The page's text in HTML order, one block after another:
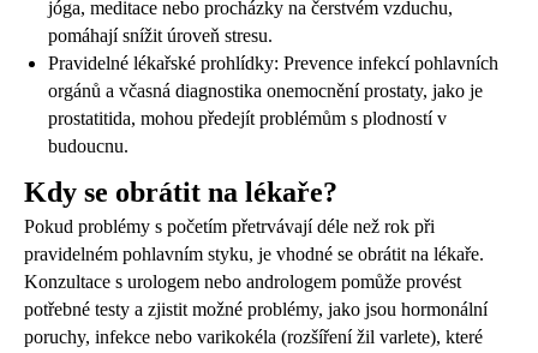
jóga, meditace nebo procházky na čerstvém vzduchu,
pomáhají snížit úroveň stresu.
Pravidelné lékařské prohlídky: Prevence infekcí pohlavních
orgánů a včasná diagnostika onemocnění prostaty, jako je
prostatitida, mohou předejít problémům s plodností v
budoucnu.
Kdy se obrátit na lékaře?
Pokud problémy s početím přetrvávají déle než rok při
pravidelném pohlavním styku, je vhodné se obrátit na lékaře.
Konzultace s urologem nebo andrologem pomůže provést
potřebné testy a zjistit možné problémy, jako jsou hormonální
poruchy, infekce nebo varikokéla (rozšíření žil varlete), které